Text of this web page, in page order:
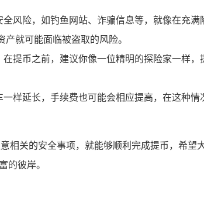
风险，如钓鱼网站、诈骗信息等，就像在充
就可能面临被盗取的风险。
提币之前，建议你像一位精明的探险家一样
样延长，手续费也可能会相应提高，在这种
关的安全事项，就能够顺利完成提币，希望
的彼岸。